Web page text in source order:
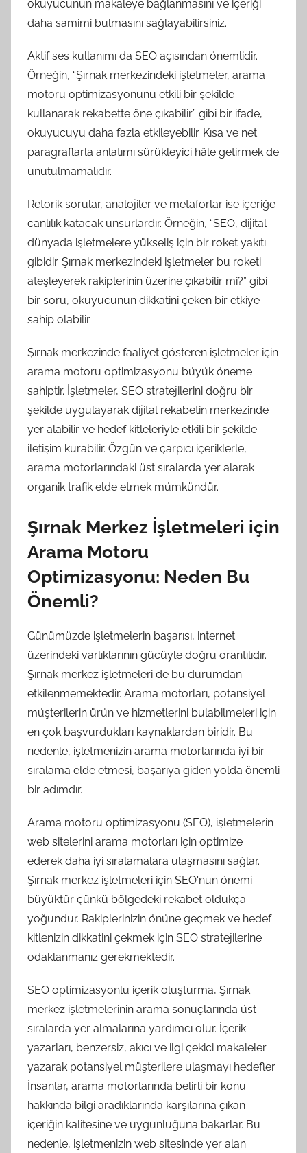
okuyucunun makaleye bağlanmasını ve içeriği
daha samimi bulmasını sağlayabilirsiniz.
Aktif ses kullanımı da SEO açısından önemlidir.
Örneğin, “Şırnak merkezindeki işletmeler, arama
motoru optimizasyonunu etkili bir şekilde
kullanarak rekabette öne çıkabilir” gibi bir ifade,
okuyucuyu daha fazla etkileyebilir. Kısa ve net
paragraflarla anlatımı sürükleyici hâle getirmek de
unutulmamalıdır.
Retorik sorular, analojiler ve metaforlar ise içeriğe
canlılık katacak unsurlardır. Örneğin, “SEO, dijital
dünyada işletmelere yükseliş için bir roket yakıtı
gibidir. Şırnak merkezindeki işletmeler bu roketi
ateşleyerek rakiplerinin üzerine çıkabilir mi?” gibi
bir soru, okuyucunun dikkatini çeken bir etkiye
sahip olabilir.
Şırnak merkezinde faaliyet gösteren işletmeler için
arama motoru optimizasyonu büyük öneme
sahiptir. İşletmeler, SEO stratejilerini doğru bir
şekilde uygulayarak dijital rekabetin merkezinde
yer alabilir ve hedef kitleleriyle etkili bir şekilde
iletişim kurabilir. Özgün ve çarpıcı içeriklerle,
arama motorlarındaki üst sıralarda yer alarak
organik trafik elde etmek mümkündür.
Şırnak Merkez İşletmeleri için
Arama Motoru
Optimizasyonu: Neden Bu
Önemli?
Günümüzde işletmelerin başarısı, internet
üzerindeki varlıklarının gücüyle doğru orantılıdır.
Şırnak merkez işletmeleri de bu durumdan
etkilenmemektedir. Arama motorları, potansiyel
müşterilerin ürün ve hizmetlerini bulabilmeleri için
en çok başvurdukları kaynaklardan biridir. Bu
nedenle, işletmenizin arama motorlarında iyi bir
sıralama elde etmesi, başarıya giden yolda önemli
bir adımdır.
Arama motoru optimizasyonu (SEO), işletmelerin
web sitelerini arama motorları için optimize
ederek daha iyi sıralamalara ulaşmasını sağlar.
Şırnak merkez işletmeleri için SEO'nun önemi
büyüktür çünkü bölgedeki rekabet oldukça
yoğundur. Rakiplerinizin önüne geçmek ve hedef
kitlenizin dikkatini çekmek için SEO stratejilerine
odaklanmanız gerekmektedir.
SEO optimizasyonlu içerik oluşturma, Şırnak
merkez işletmelerinin arama sonuçlarında üst
sıralarda yer almalarına yardımcı olur. İçerik
yazarları, benzersiz, akıcı ve ilgi çekici makaleler
yazarak potansiyel müşterilere ulaşmayı hedefler.
İnsanlar, arama motorlarında belirli bir konu
hakkında bilgi aradıklarında karşılarına çıkan
içeriğin kalitesine ve uygunluğuna bakarlar. Bu
nedenle, işletmenizin web sitesinde yer alan